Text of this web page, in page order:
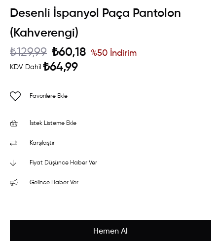
Desenli İspanyol Paça Pantolon
(Kahverengi)
₺129,99 ₺60,18
KDV Dahil ₺64,99
%50 İndirim
Favorilere Ekle
İstek Listeme Ekle
Karşılaştır
Fiyat Düşünce Haber Ver
Gelince Haber Ver